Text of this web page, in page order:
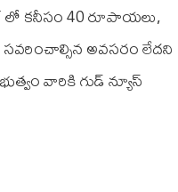
కనీసం 40 రూపాయలు,
సవరించాల్సిన అవసరం లేదని
వారికి గుడ్ న్యూస్